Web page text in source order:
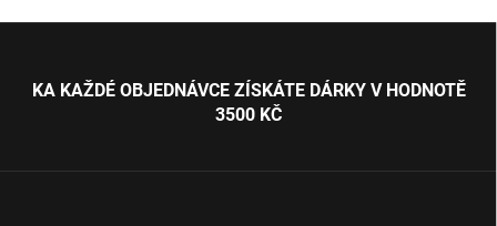
KA KAŽDÉ OBJEDNÁVCE ZÍSKÁTE DÁRKY V HODNOTĚ
3500 KČ